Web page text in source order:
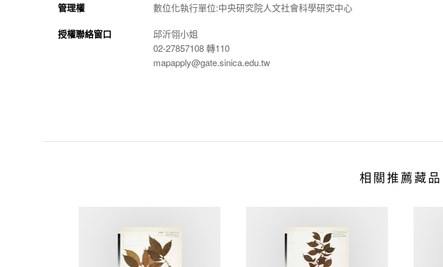
管理權 數位化執行單位:中央研究院人文社會科學研究中心
授權聯絡窗口
邱沂翎小姐
02-27857108 轉110
mapapply@gate.sinica.edu.tw
相關推薦藏品